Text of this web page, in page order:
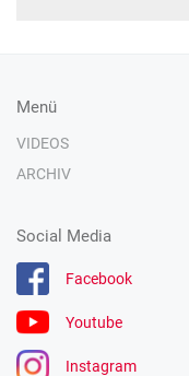
Menü
VIDEOS
ARCHIV
Social Media
Facebook
Youtube
Instagram